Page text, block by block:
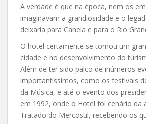
A verdade é que na época, nem os
imaginavam a grandiosidade e o
deixaria para Canela e para o Rio
O hotel certamente se tornou um
cidade e no desenvolvimento do
Além de ter sido palco de inúmeros
importantíssimos, como os festivais
da Música, e até o evento dos
em 1992, onde o Hotel foi cenário da
Tratado do Mercosul, recebendo os